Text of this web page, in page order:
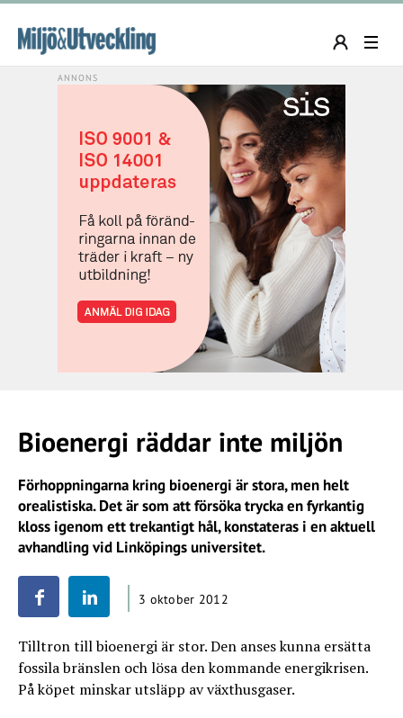
Bioenergi räddar inte miljön
Förhoppningarna kring bioenergi är stora, men helt
orealistiska. Det är som att försöka trycka en fyrkantig
kloss igenom ett trekantigt hål, konstateras i en aktuell
avhandling vid Linköpings universitet.
3 oktober 2012
Tilltron till bioenergi är stor. Den anses kunna ersätta
fossila bränslen och lösa den kommande energikrisen.
På köpet minskar utsläpp av växthusgaser.